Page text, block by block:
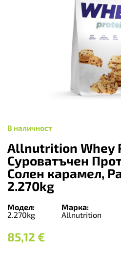
В наличност
Allnutrition Whey
Суроватъчен
Солен карамел,
2.270kg
Модел:
2.270kg
Марка:
Allnutrition
85,12 €